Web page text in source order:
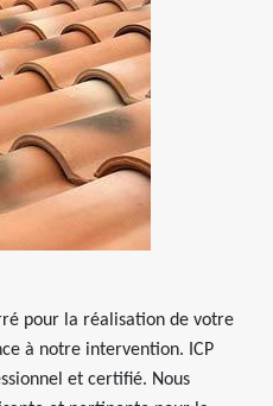
pour la réalisation de votre
à notre intervention. ICP
et certifié. Nous